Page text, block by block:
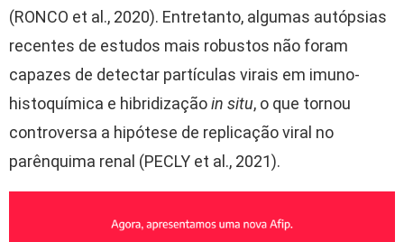
(RONCO et al., 2020). Entretanto, algumas autópsias
recentes de estudos mais robustos não foram
capazes de detectar partículas virais em imuno-
histoquímica e hibridizaçãoin situ, o que tornou
controversa a hipótese de replicação viral no
parênquima renal (PECLY et al., 2021).